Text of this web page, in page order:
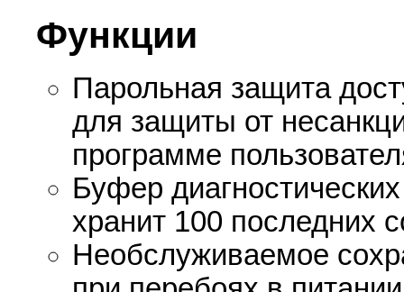
Функции
Парольная защита
для защиты от
программе
Буфер
хранит 100 последних
Необслуживаемое